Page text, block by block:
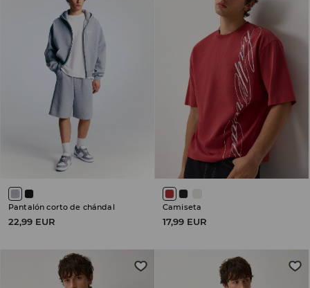
Pantalón corto de chándal
22,99 EUR
Camiseta
17,99 EUR